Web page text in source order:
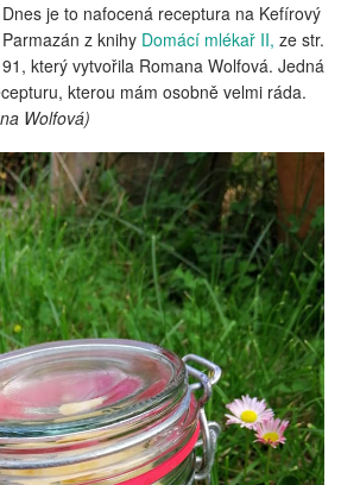
Dnes je to nafocená receptura na Kefírový
Parmazán z knihy Domácí mlékař II, ze str.
91, který vytvořila Romana Wolfová. Jedná
kterou mám osobně velmi ráda.
Wolfová)